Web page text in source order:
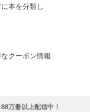
本を分類し
クーポン情報
万冊以上配信中！